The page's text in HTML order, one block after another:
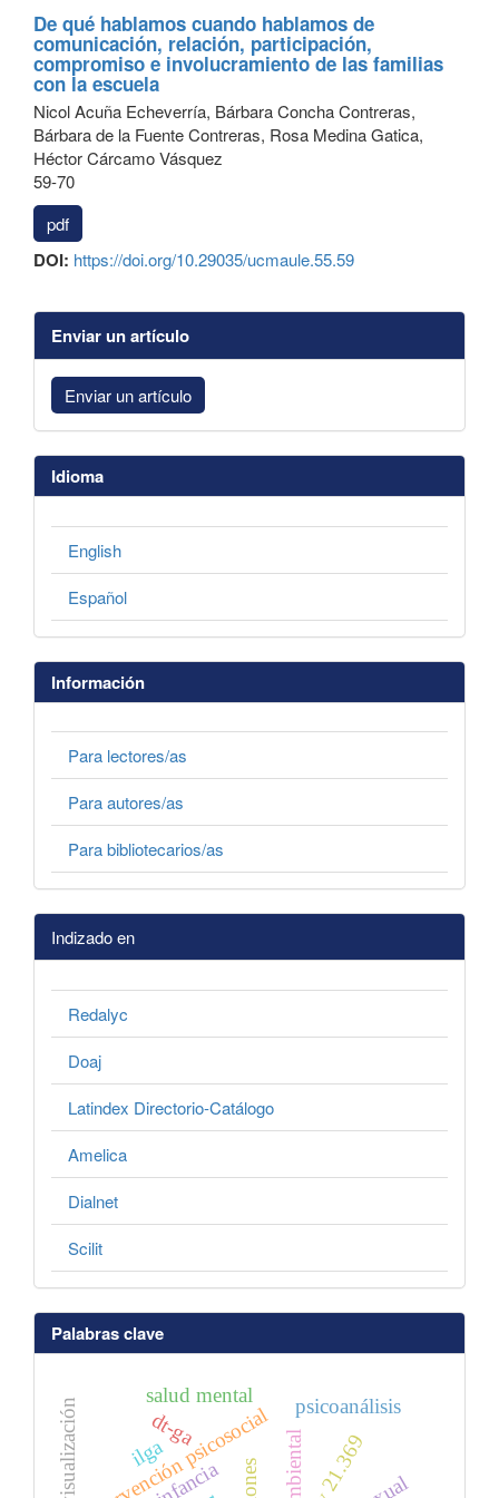
De qué hablamos cuando hablamos de
comunicación, relación, participación,
compromiso e involucramiento de las familias
con la escuela
Nicol Acuña Echeverría, Bárbara Concha Contreras,
Bárbara de la Fuente Contreras, Rosa Medina Gatica,
Héctor Cárcamo Vásquez
59-70
pdf
DOI: https://doi.org/10.29035/ucmaule.55.59
Enviar un artículo
Enviar un artículo
Idioma
English
Español
Información
Para lectores/as
Para autores/as
Para bibliotecarios/as
Indizado en
Redalyc
Doaj
Latindex Directorio-Catálogo
Amelica
Dialnet
Scilit
Palabras clave
infancia
intervención psicosocial ley 21.369
ilga
dt-ga
salud mental
psicoanálisis
visualización